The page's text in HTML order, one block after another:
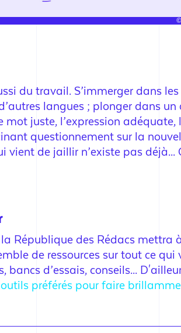
du travail. S’immerger dans
langues ; plonger dans
juste, l’expression adéquate,
questionnement sur la
de jaillir n’existe pas déjà...
République des Rédacs mettra
de ressources sur tout ce qui
d’essais, conseils...
préférés pour faire